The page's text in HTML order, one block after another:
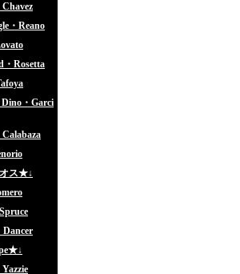
・Reano
Rosetta
・Garci
ス★↓